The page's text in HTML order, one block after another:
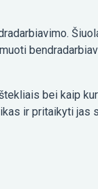
bei kaip
ir pritaikyti jas